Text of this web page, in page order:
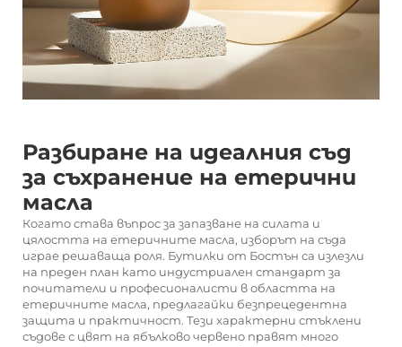
Разбиране на идеалния съд
за съхранение на етерични
масла
Когато става въпрос за запазване на силата и
цялостта на етеричните масла, изборът на съда
играе решаваща роля. Бутилки от Бостън са излезли
на преден план като индустриален стандарт за
почитатели и професионалисти в областта на
етеричните масла, предлагайки безпрецедентна
защита и практичност. Тези характерни стъклени
съдове с цвят на ябълково червено правят много